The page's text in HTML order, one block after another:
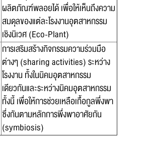
ผลิตภัณฑ์พลอยได้ เพื่อให้เห็นถึงความ
สมดุลของแต่ละโรงงานอุตสาหกรรม
เชิงนิเวศ (Eco-Plant)
การเสริมสร้างกิจกรรมความร่วมมือ
ต่างๆ (sharing activities) ระหว่าง
โรงงาน ทั้งในนิคมอุตสาหกรรม
เดียวกันและระหว่างนิคมอุตสาหกรรม
ทั้งนี้ เพื่อให้การช่วยเหลือเกื้อกูลพึ่งพา
ซึ่งกันตามหลักการพึ่งพาอาศัยกัน
(symbiosis)